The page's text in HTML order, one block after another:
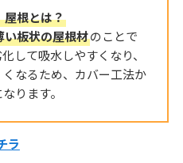
屋根とは？
い板状の屋根材のことで
して吸水しやすくなり、
なるため、カバー工法か
ります。
ラ